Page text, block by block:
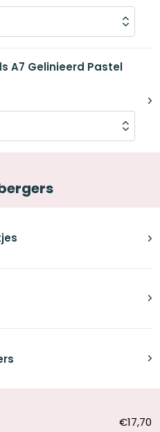
A7 Gelinieerd Pastel
€17,70